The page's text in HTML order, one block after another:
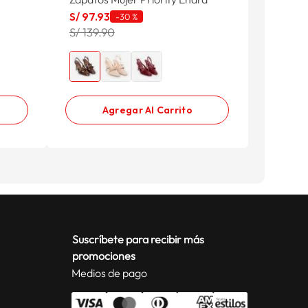
S/ 97.93 -30 %
S/ 139.90
Agregar Al Carrito
Suscríbete para recibir más
promociones
Medios de pago